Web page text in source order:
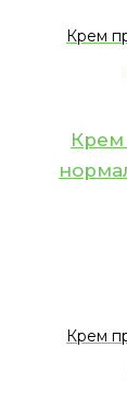
Крем
Крем
Крем